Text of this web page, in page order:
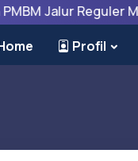
Jalur Reguler MTsN
Profil